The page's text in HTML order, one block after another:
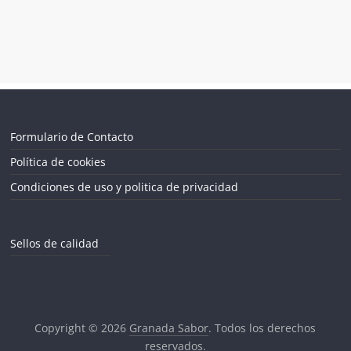
Formulario de Contacto
Política de cookies
Condiciones de uso y politica de privacidad
Sellos de calidad
Copyright © 2026 Granada Sabor. Todos los derechos
reservados.